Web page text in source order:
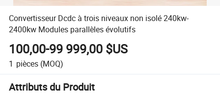
Convertisseur Dcdc à trois niveaux non isolé 240kw-
2400kw Modules parallèles évolutifs
100,00-99 999,00 $US
1 pièces (MOQ)
Attributs du Produit